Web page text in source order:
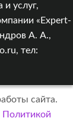
услуг,
«Expert-
А. А.,
тел:
сайта.
Политикой